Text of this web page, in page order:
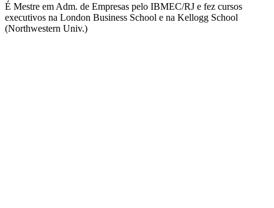
É Mestre em Adm. de Empresas pelo IBMEC/RJ e fez cursos
executivos na London Business School e na Kellogg School
(Northwestern Univ.)